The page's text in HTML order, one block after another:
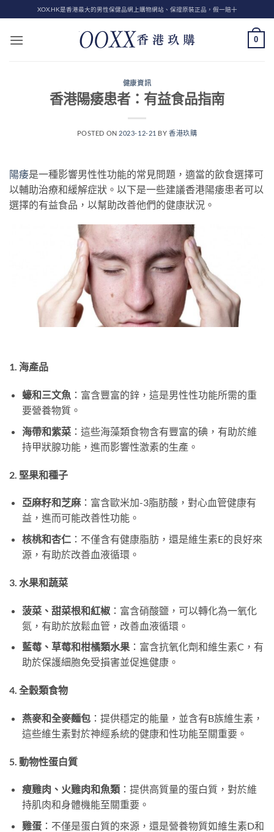
to
content
XOX.HK是香港最大的男性保健品網上購物網站、保證原裝正品，假一賠十
0
健康資訊
香港陽痿患者：有益食品指南
POSTED ON 2023-12-21 BY香港玖購
陽痿是一種影響男性性功能的常見問題，適當的飲食選擇可
以輔助治療和緩解症狀。以下是一些建議香港陽痿患者可以
選擇的有益食品，以幫助改善他們的健康狀況。
1. 海產品
蠔和三文魚 ：富含豐富的鋅，這是男性性功能所需的重
要營養物質。
海帶和紫菜：這些海藻類食物含有豐富的碘，有助於維
持甲狀腺功能，進而影響性激素的生產。
2. 堅果和種子
亞麻籽和芝麻：富含歐米加-3脂肪酸，對心血管健康有
益，進而可能改善性功能。
核桃和杏仁：不僅含有健康脂肪，還是維生素E的良好來
源，有助於改善血液循環。
3. 水果和蔬菜
菠菜、甜菜根和紅椒：富含硝酸鹽，可以轉化為一氧化
氮，有助於放鬆血管，改善血液循環。
藍莓、草莓和柑橘類水果：富含抗氧化劑和維生素C，有
助於保護細胞免受損害並促進健康。
4. 全穀類食物
燕麥和全麥麵包：提供穩定的能量，並含有B族維生素，
這些維生素對於神經系統的健康和性功能至關重要。
5. 動物性蛋白質
瘦雞肉、火雞肉和魚類：提供高質量的蛋白質，對於維
持肌肉和身體機能至關重要。
雞蛋：不僅是蛋白質的來源，還是營養物質如維生素D和